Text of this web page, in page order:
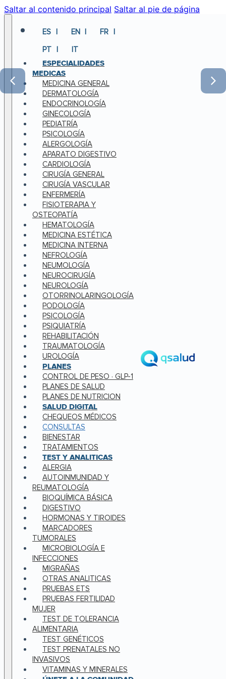
Saltar al contenido principal Saltar al pie de página
ES EN
FR
PT
IT
ESPECIALIDADES
MEDICAS
MEDICINA GENERAL
DERMATOLOGÍA
ENDOCRINOLOGÍA
GINECOLOGÍA
PEDIATRÍA
PSICOLOGÍA
ALERGOLOGÍA
APARATO DIGESTIVO
CARDIOLOGÍA
CIRUGÍA GENERAL
CIRUGÍA VASCULAR
ENFERMERÍA
FISIOTERAPIA Y
OSTEOPATÍA
HEMATOLOGÍA
MEDICINA ESTÉTICA
MEDICINA INTERNA
NEFROLOGÍA
NEUMOLOGÍA
NEUROCIRUGÍA
NEUROLOGÍA
OTORRINOLARINGOLOGÍA
PODOLOGÍA
PSICOLOGÍA
PSIQUIATRÍA
REHABILITACIÓN
TRAUMATOLOGÍA
UROLOGÍA
PLANES
CONTROL DE PESO · GLP-1
PLANES DE SALUD
PLANES DE NUTRICION
SALUD DIGITAL
CHEQUEOS MÉDICOS
CONSULTAS
BIENESTAR
TRATAMIENTOS
TEST Y ANALITICAS
ALERGIA
AUTOINMUNIDAD Y
REUMATOLOGÍA
BIOQUÍMICA BÁSICA
DIGESTIVO
HORMONAS Y TIROIDES
MARCADORES
TUMORALES
MICROBIOLOGÍA E
INFECCIONES
MIGRAÑAS
OTRAS ANALITICAS
PRUEBAS ETS
PRUEBAS FERTILIDAD
MUJER
TEST DE TOLERANCIA
ALIMENTARIA
TEST GENÉTICOS
TEST PRENATALES NO
INVASIVOS
VITAMINAS Y MINERALES